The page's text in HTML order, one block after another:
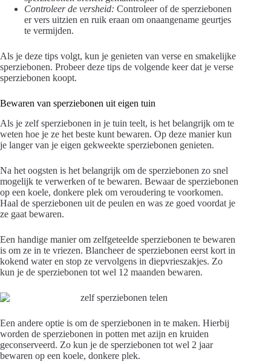
Controleer de versheid: Controleer of de sperziebonen
er vers uitzien en ruik eraan om onaangename geurtjes
te vermijden.
Als je deze tips volgt, kun je genieten van verse en smakelijke
sperziebonen. Probeer deze tips de volgende keer dat je verse
sperziebonen koopt.
Bewaren van sperziebonen uit eigen tuin
Als je zelf sperziebonen in je tuin teelt, is het belangrijk om te
weten hoe je ze het beste kunt bewaren. Op deze manier kun
je langer van je eigen gekweekte sperziebonen genieten.
Na het oogsten is het belangrijk om de sperziebonen zo snel
mogelijk te verwerken of te bewaren. Bewaar de sperziebonen
op een koele, donkere plek om veroudering te voorkomen.
Haal de sperziebonen uit de peulen en was ze goed voordat je
ze gaat bewaren.
Een handige manier om zelfgeteelde sperziebonen te bewaren
is om ze in te vriezen. Blancheer de sperziebonen eerst kort in
kokend water en stop ze vervolgens in diepvrieszakjes. Zo
kun je de sperziebonen tot wel 12 maanden bewaren.
Een andere optie is om de sperziebonen in te maken. Hierbij
worden de sperziebonen in potten met azijn en kruiden
geconserveerd. Zo kun je de sperziebonen tot wel 2 jaar
bewaren op een koele, donkere plek.